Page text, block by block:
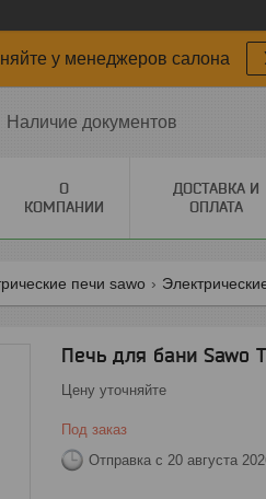
у менеджеров салона
Наличие документов
О
КОМПАНИИ
ДОСТАВКА И
ОПЛАТА
печи sawo
Печь для бани Sawo
Цену уточняйте
Под заказ
Отправка с 20 августа